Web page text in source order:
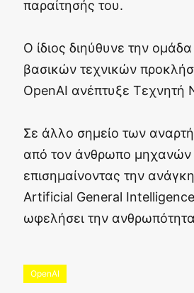
παραίτησής του.
Ο ίδιος διηύθυνε την
βασικών τεχνικών
OpenAI ανέπτυξε Τεχνητή
Σε άλλο σημείο των
από τον άνθρωπο μηχανών
επισημαίνοντας την
Artificial General
ωφελήσει την
OpenAI